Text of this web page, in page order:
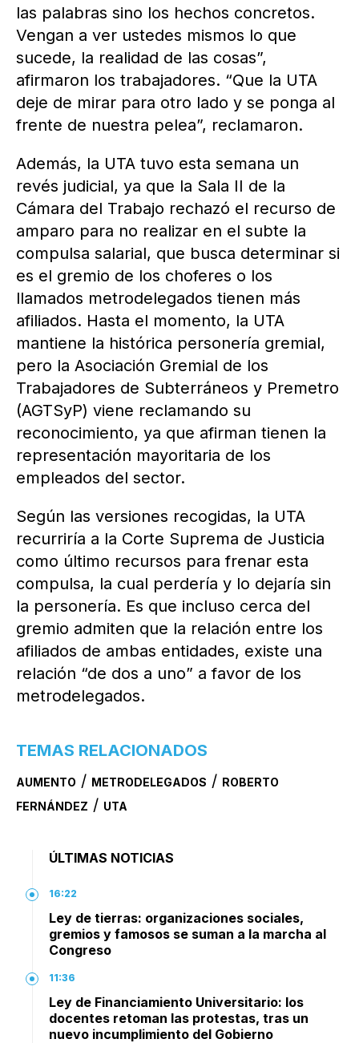
las palabras sino los hechos concretos.
Vengan a ver ustedes mismos lo que
sucede, la realidad de las cosas”,
afirmaron los trabajadores. “Que la UTA
deje de mirar para otro lado y se ponga al
frente de nuestra pelea”, reclamaron.
Además, la UTA tuvo esta semana un
revés judicial, ya que la Sala II de la
Cámara del Trabajo rechazó el recurso de
amparo para no realizar en el subte la
compulsa salarial, que busca determinar si
es el gremio de los choferes o los
llamados metrodelegados tienen más
afiliados. Hasta el momento, la UTA
mantiene la histórica personería gremial,
pero la Asociación Gremial de los
Trabajadores de Subterráneos y Premetro
(AGTSyP) viene reclamando su
reconocimiento, ya que afirman tienen la
representación mayoritaria de los
empleados del sector.
Según las versiones recogidas, la UTA
recurriría a la Corte Suprema de Justicia
como último recursos para frenar esta
compulsa, la cual perdería y lo dejaría sin
la personería. Es que incluso cerca del
gremio admiten que la relación entre los
afiliados de ambas entidades, existe una
relación “de dos a uno” a favor de los
metrodelegados.
TEMAS RELACIONADOS
AUMENTO / METRODELEGADOS / ROBERTO
FERNÁNDEZ / UTA
ÚLTIMAS NOTICIAS
16:22
Ley de tierras: organizaciones sociales,
gremios y famosos se suman a la marcha al
Congreso
11:36
Ley de Financiamiento Universitario: los
docentes retoman las protestas, tras un
nuevo incumplimiento del Gobierno